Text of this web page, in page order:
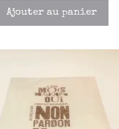
Ajouter au panier